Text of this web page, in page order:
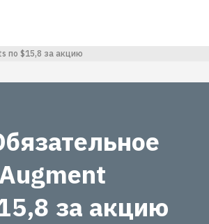
по $15,8 за акцию
за акцию